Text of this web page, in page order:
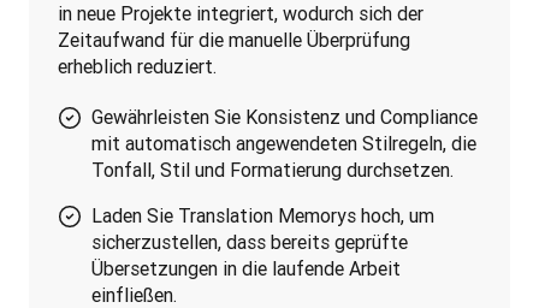
in neue Projekte integriert, wodurch sich der
Zeitaufwand für die manuelle Überprüfung
erheblich reduziert.
Gewährleisten Sie Konsistenz und Compliance
mit automatisch angewendeten Stilregeln, die
Tonfall, Stil und Formatierung durchsetzen.
Laden Sie Translation Memorys hoch, um
sicherzustellen, dass bereits geprüfte
Übersetzungen in die laufende Arbeit
einfließen.